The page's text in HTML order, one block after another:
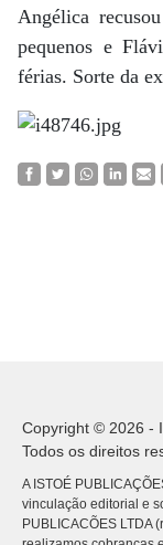
Angélica
pequenos e
férias. Sorte da
Copyright © 2026 -
Todos os direitos
A ISTOÉ
vinculação editorial e
PUBLICACÕES LTDA